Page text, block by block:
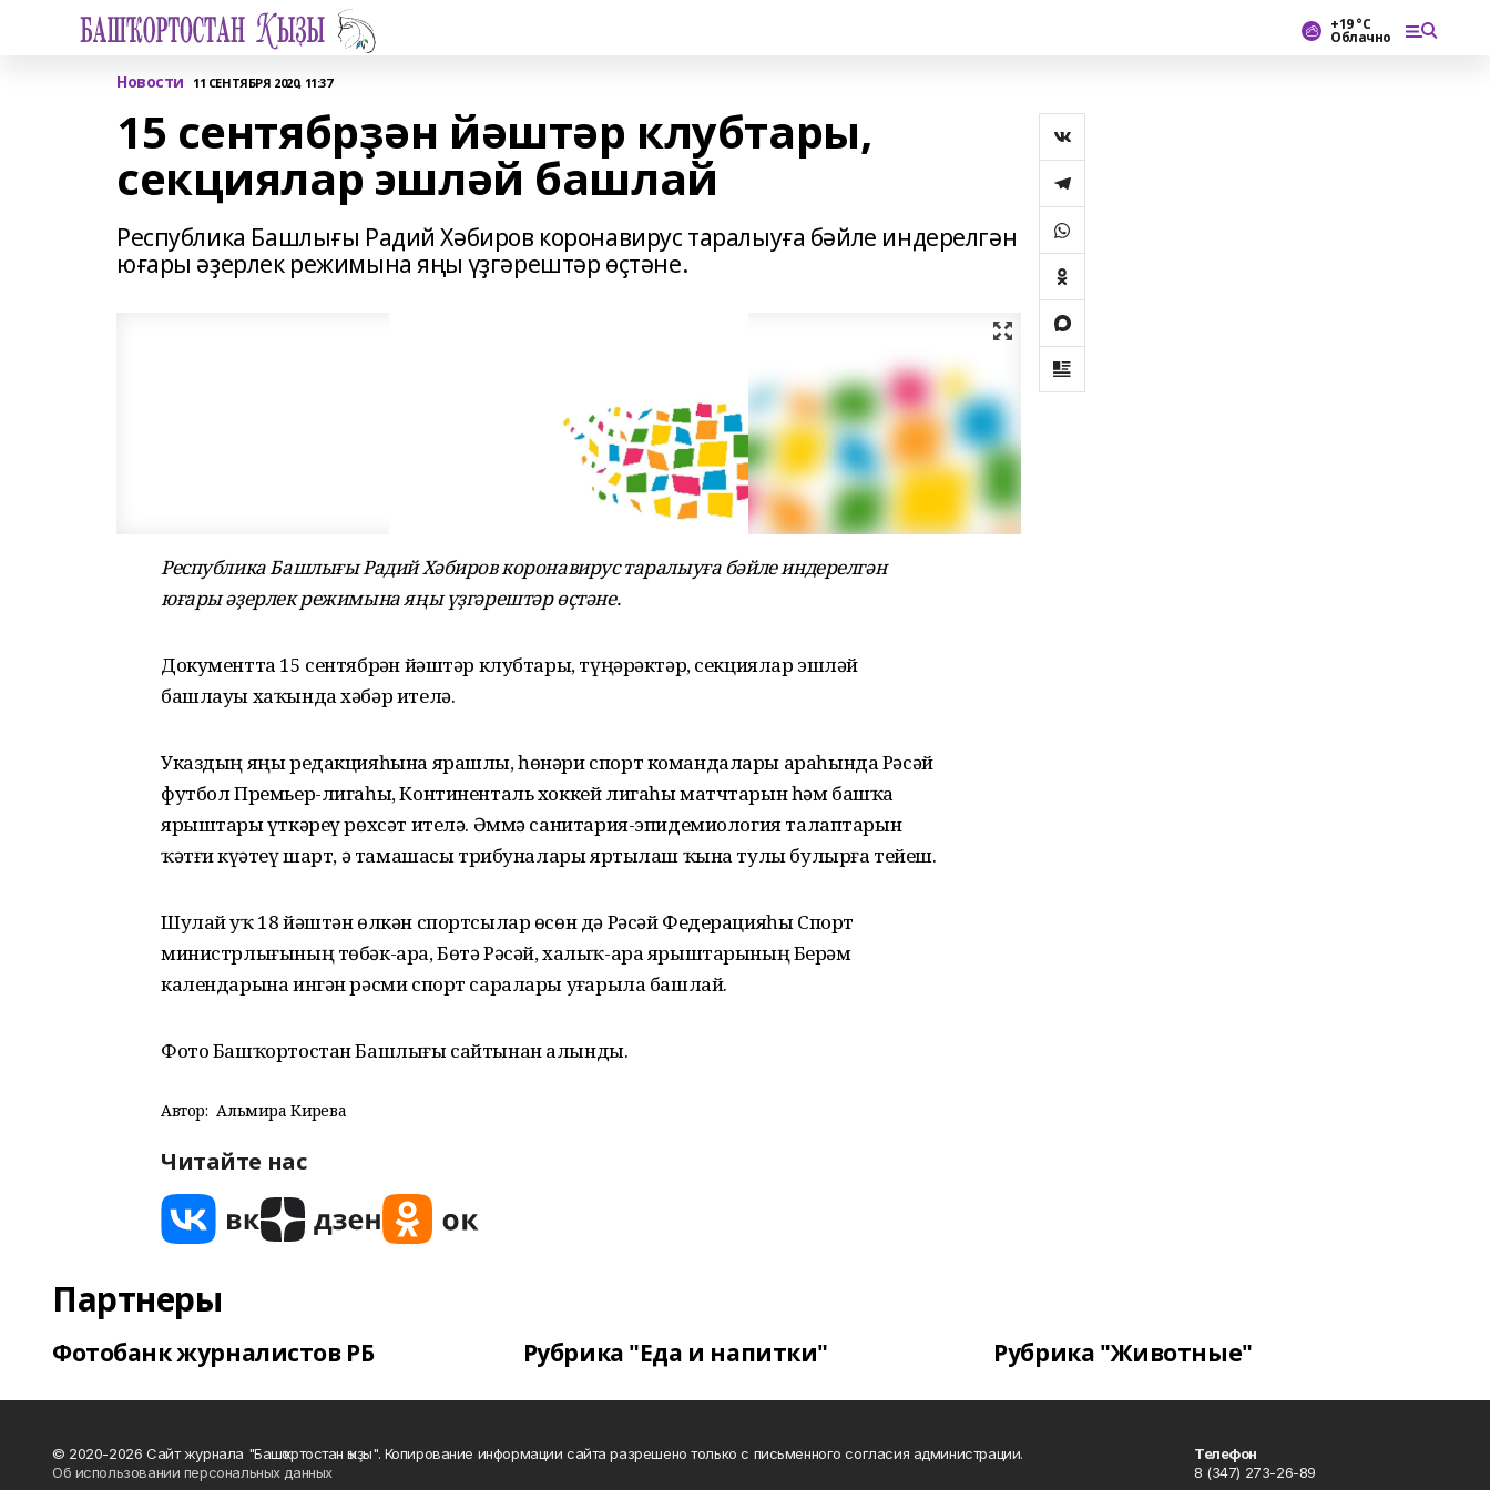
+19 °С
Облачно
Новости 11 СЕНТЯБРЯ 2020, 11:37
15 сентябрҙән йәштәр клубтары,
секциялар эшләй башлай
Республика Башлығы Радий Хәбиров коронавирус таралыуға бәйле индерелгән
юғары әҙерлек режимына яңы үҙгәрештәр өҫтәне.
Республика Башлығы Радий Хәбиров коронавирус таралыуға бәйле индерелгән
юғары әҙерлек режимына яңы үҙгәрештәр өҫтәне.
Документта 15 сентябрҙән йәштәр клубтары, түңәрәктәр, секциялар эшләй
башлауы хаҡында хәбәр ителә.
Указдың яңы редакцияһына ярашлы, һөнәри спорт командалары араһында Рәсәй
футбол Премьер-лигаһы, Континенталь хоккей лигаһы матчтарын һәм башҡа
ярыштарҙы үткәреү рөхсәт ителә. Әммә санитария-эпидемиология талаптарын
ҡәтғи күҙәтеү шарт, ә тамашасы трибуналары яртылаш ҡына тулы булырға тейеш.
Шулай уҡ 18 йәштән өлкән спортсылар өсөн дә Рәсәй Федерацияһы Спорт
министрлығының төбәк-ара, Бөтә Рәсәй, халыҡ-ара ярыштарының Берҙәм
календарына ингән рәсми спорт саралары уҙғарыла башлай.
Фото Башҡортостан Башлығы сайтынан алынды.
Автор: Альмира Кирәева
Читайте нас
Партнеры
Фотобанк журналистов РБ Рубрика "Еда и напитки" Рубрика "Животные"
© 2020-2026 Сайт журнала "Башҡортостан ҡыҙы". Копирование информации сайта разрешено только с письменного согласия администрации.
Об использовании персональных данных
Телефон
8 (347) 273-26-89